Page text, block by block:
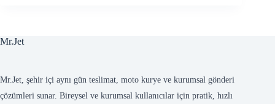
Mr.Jet
Mr.Jet, şehir içi aynı gün teslimat, moto kurye ve kurumsal gönderi
çözümleri sunar. Bireysel ve kurumsal kullanıcılar için pratik, hızlı